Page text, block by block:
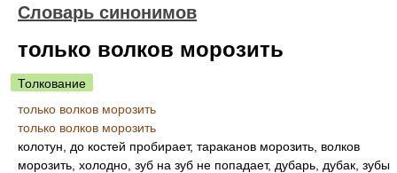
Словарь синонимов
только волков морозить
Толкование
только волков морозить
только волков морозить
колотун, до костей пробирает, тараканов морозить, волков
морозить, холодно, зуб на зуб не попадает, дубарь, дубак, зубы